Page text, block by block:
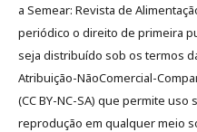
a Semear: Revista de
periódico o direito de primeira
seja distribuído sob os termos
Atribuição-NãoComercial-
(CC BY-NC-SA) que permite uso
reprodução em qualquer meio